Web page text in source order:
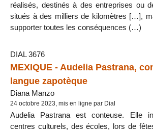
réalisés, destinés à des entreprises ou
situés à des milliers de kilomètres […],
supporter toutes les conséquences (…)
DIAL 3676
MEXIQUE - Audelia Pastrana,
langue zapotèque
Diana Manzo
24 octobre 2023, mis en ligne par Dial
Audelia Pastrana est conteuse. Elle
centres culturels, des écoles, lors de